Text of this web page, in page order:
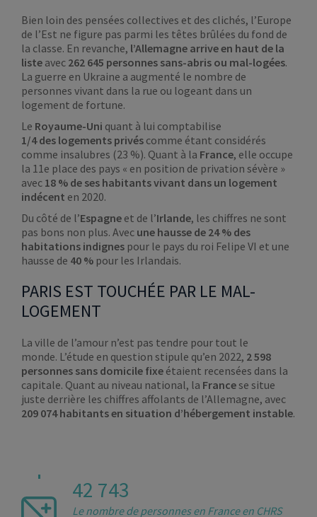
Bien loin des pensées collectives et des clichés, l’Europe
de l’Est ne figure pas parmi les têtes brûlées du fond de
la classe. En revanche, l’Allemagne arrive en haut de la
liste avec 262 645 personnes sans-abris ou mal-logées.
La guerre en Ukraine a augmenté le nombre de
personnes vivant dans la rue ou logeant dans un
logement de fortune.
Le Royaume-Uni quant à lui comptabilise
1/4 des logements privés comme étant considérés
comme insalubres (23 %). Quant à la France, elle occupe
la 11e place des pays « en position de privation sévère »
avec 18 % de ses habitants vivant dans un logement
indécent en 2020.
Du côté de l’Espagne et de l’Irlande, les chiffres ne sont
pas bons non plus. Avec une hausse de 24 % des
habitations indignes pour le pays du roi Felipe VI et une
hausse de 40 % pour les Irlandais.
PARIS EST TOUCHÉE PAR LE MAL-
LOGEMENT
La ville de l’amour n’est pas tendre pour tout le
monde. L’étude en question stipule qu’en 2022, 2 598
personnes sans domicile fixe étaient recensées dans la
capitale. Quant au niveau national, la Francese situe
juste derrière les chiffres affolants de l’Allemagne, avec
209 074 habitants en situation d’hébergement instable.
42 743
Le nombre de personnes en France en CHRS